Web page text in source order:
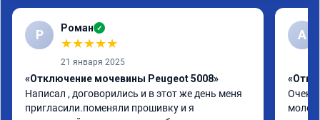
Р Роман ✓
★★★★★
21 января 2025
«Отключение мочевины Peugeot 5008»
Написал , договорились и в этот же день меня
пригласили.поменяли прошивку и я
А
Очень